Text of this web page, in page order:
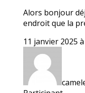
Alors bonjour
endroit que la
11 janvier 2025